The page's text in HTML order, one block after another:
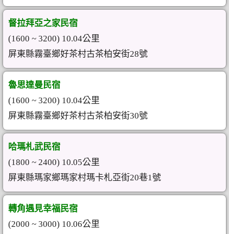
督拉拜亞之家民宿
(1600 ~ 3200) 10.04公里
屏東縣霧臺鄉好茶村古茶柏安街28號
魯思達曼民宿
(1600 ~ 3200) 10.04公里
屏東縣霧臺鄉好茶村古茶柏安街30號
哈瑪札武民宿
(1800 ~ 2400) 10.05公里
屏東縣瑪家鄉瑪家村瑪卡札亞街20巷1號
轉角遇見幸福民宿
(2000 ~ 3000) 10.06公里